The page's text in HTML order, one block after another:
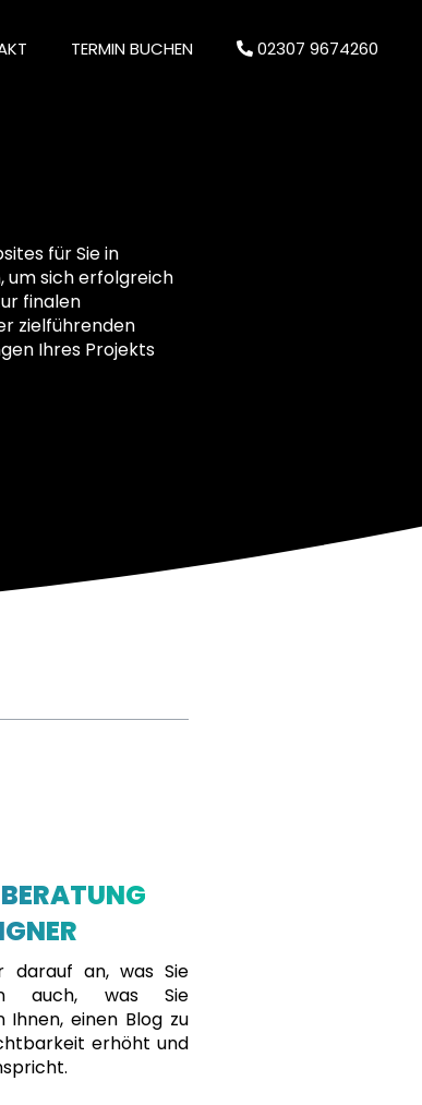
TERMIN BUCHEN 02307 9674260
für Sie in
um sich erfolgreich
finalen
zielführenden
Ihres Projekts
darauf an, was Sie
auch, was Sie
Ihnen, einen Blog zu
erhöht und